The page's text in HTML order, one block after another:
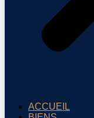
ACCUEIL